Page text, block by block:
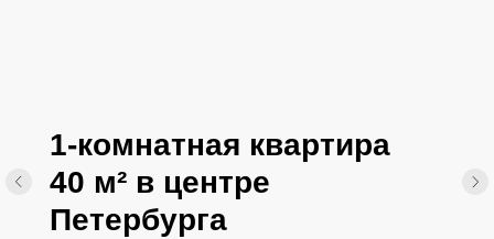
1-комнатная квартира
40 м² в центре
Петербурга